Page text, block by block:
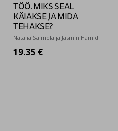
TÖÖ. MIKS SEAL
KÄIAKSE JA MIDA
TEHAKSE?
Natalia Salmela ja Jasmin Hamid
19.35 €